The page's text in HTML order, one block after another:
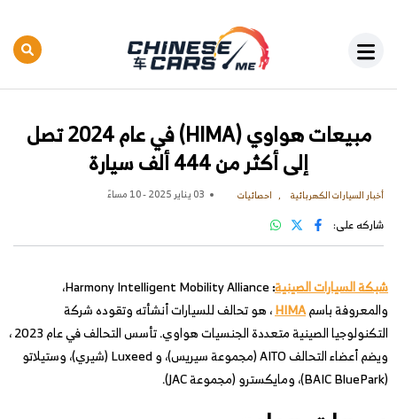
مبيعات هواوي (HIMA) في عام 2024 تصل
إلى أكثر من 444 ألف سيارة
أخبار السيارات الكهربائية احصائيات 03 يناير 2025 - 10 مساءً
شاركه على:
شبكة السيارات الصينية:
Harmony Intelligent Mobility Alliance،
والمعروفة باسمHIMA، هو تحالف للسيارات أنشأته وتقوده شركة
التكنولوجيا الصينية متعددة الجنسيات هواوي. تأسس التحالف في عام 2023 ،
ويضم أعضاء التحالف AITO (مجموعة سيريس)، و Luxeed (شيري)، وستيلاتو
(BAIC BluePark)، ومايكسترو (مجموعة JAC).